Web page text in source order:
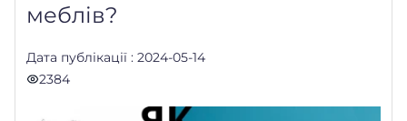
меблів?
Дата публікації : 2024-05-14
2384